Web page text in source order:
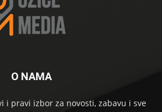
O NAMA
i pravi izbor za novosti, zabavu i sve